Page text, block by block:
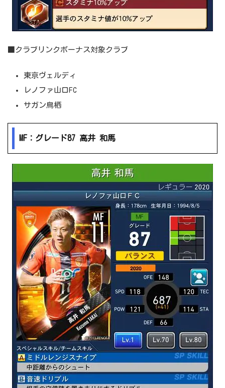
■クラブリンクボーナス対象クラブ
東京ヴェルディ
レノファ山口FC
サガン鳥栖
MF：グレード87 高井 和馬